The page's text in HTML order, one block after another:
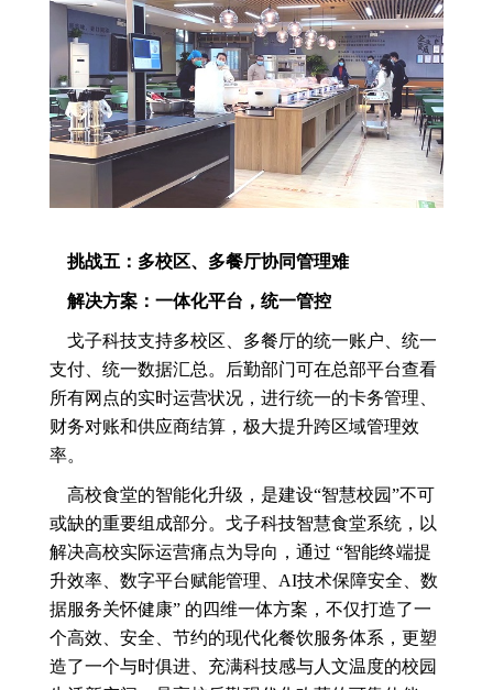
挑战五：多校区、多餐厅协同管理难
解决方案：一体化平台，统一管控
戈子科技支持多校区、多餐厅的统一账户、统一
支付、统一数据汇总。后勤部门可在总部平台查看
所有网点的实时运营状况，进行统一的卡务管理、
财务对账和供应商结算，极大提升跨区域管理效
率。
高校食堂的智能化升级，是建设“智慧校园”不可
或缺的重要组成部分。戈子科技智慧食堂系统，以
解决高校实际运营痛点为导向，通过 “智能终端提
升效率、数字平台赋能管理、AI技术保障安全、数
据服务关怀健康” 的四维一体方案，不仅打造了一
个高效、安全、节约的现代化餐饮服务体系，更塑
造了一个与时俱进、充满科技感与人文温度的校园